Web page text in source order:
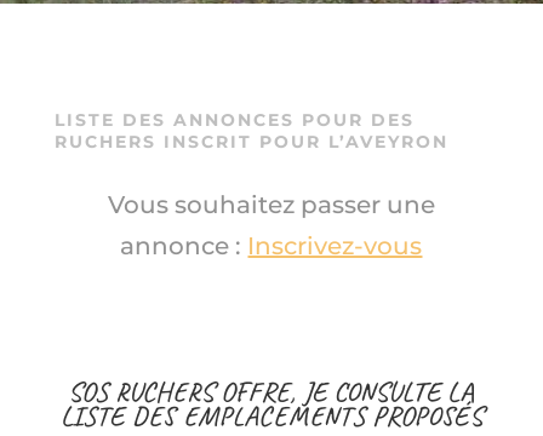
LISTE DES ANNONCES POUR DES
RUCHERS INSCRIT POUR L’AVEYRON
Vous souhaitez passer une
annonce : Inscrivez-vous
SOS RUCHERS OFFRE, JE CONSULTE LA
LISTE DES EMPLACEMENTS PROPOSÉS